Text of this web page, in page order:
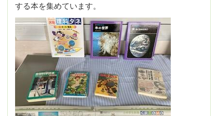
する本を集めています。